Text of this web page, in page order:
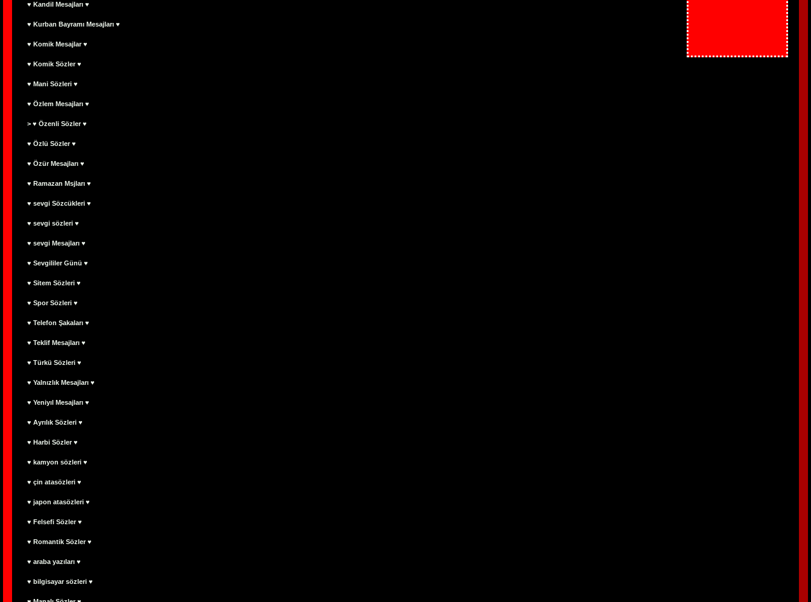
♥ Kandil Mesajları ♥
♥ Kurban Bayramı Mesajları ♥
♥ Komik Mesajlar ♥
♥ Komik Sözler ♥
♥ Mani Sözleri ♥
♥ Özlem Mesajları ♥
> ♥ Özenli Sözler ♥
♥ Özlü Sözler ♥
♥ Özür Mesajları ♥
♥ Ramazan Msjları ♥
♥ sevgi Sözcükleri ♥
♥ sevgi sözleri ♥
♥ sevgi Mesajları ♥
♥ Sevgililer Günü ♥
♥ Sitem Sözleri ♥
♥ Spor Sözleri ♥
♥ Telefon Şakaları ♥
♥ Teklif Mesajları ♥
♥ Türkü Sözleri ♥
♥ Yalnızlık Mesajları ♥
♥ Yeniyıl Mesajları ♥
♥ Ayrılık Sözleri ♥
♥ Harbi Sözler ♥
♥ kamyon sözleri ♥
♥ çin atasözleri ♥
♥ japon atasözleri ♥
♥ Felsefi Sözler ♥
♥ Romantik Sözler ♥
♥ araba yazıları ♥
♥ bilgisayar sözleri ♥